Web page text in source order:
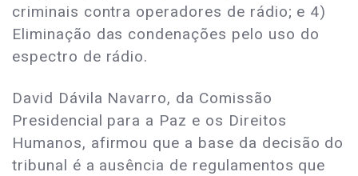
criminais contra operadores de rádio; e 4)
Eliminação das condenações pelo uso do
espectro de rádio.
David Dávila Navarro, da Comissão
Presidencial para a Paz e os Direitos
Humanos, afirmou que a base da decisão do
tribunal é a ausência de regulamentos que